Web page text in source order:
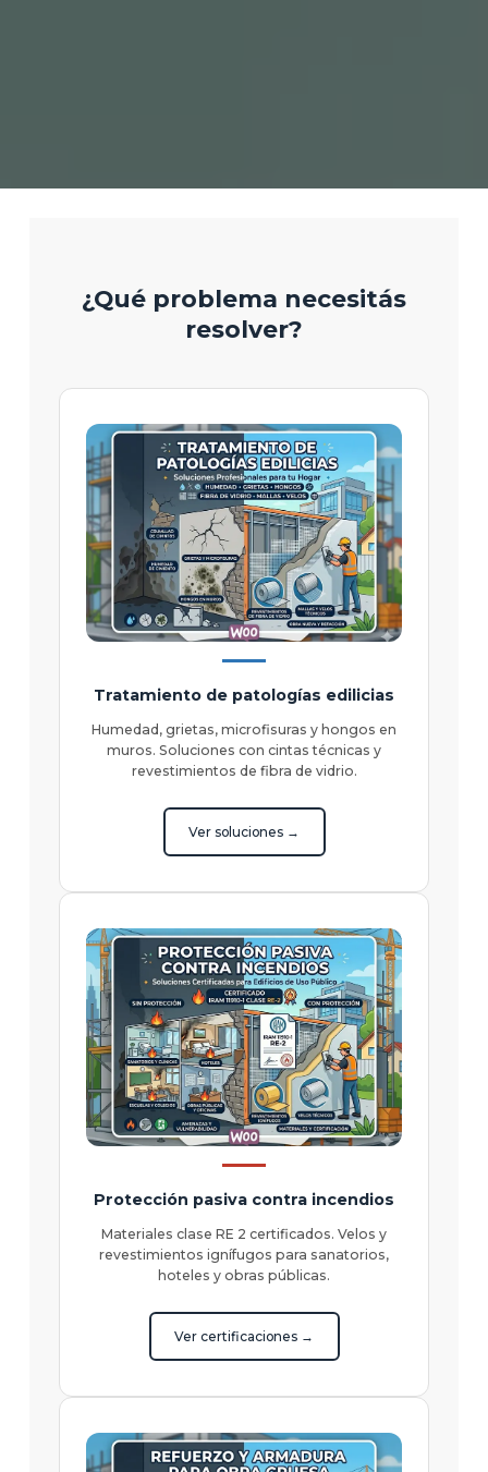
¿Qué problema necesitás
resolver?
Tratamiento de patologías edilicias
Humedad, grietas, microfisuras y hongos en
muros. Soluciones con cintas técnicas y
revestimientos de fibra de vidrio.
Ver soluciones →
Protección pasiva contra incendios
Materiales clase RE 2 certificados. Velos y
revestimientos ignífugos para sanatorios,
hoteles y obras públicas.
Ver certificaciones →